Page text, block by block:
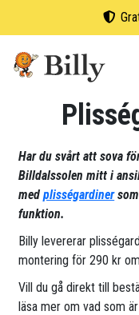
Har du svårt att sova
Billdalssolen mitt i
medplisségardiner
funktion.
Billy levererar
montering för 290 kr
Vill du gå direkt till
läsa mer om vad som